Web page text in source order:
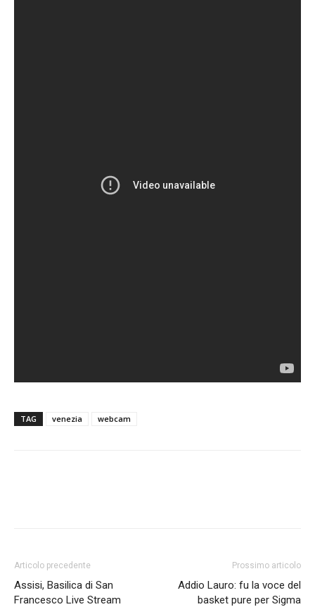
TAG venezia webcam
Articolo precedente
Assisi, Basilica di San
Francesco Live Stream
Prossimo articolo
Addio Lauro: fu la voce del
basket pure per Sigma